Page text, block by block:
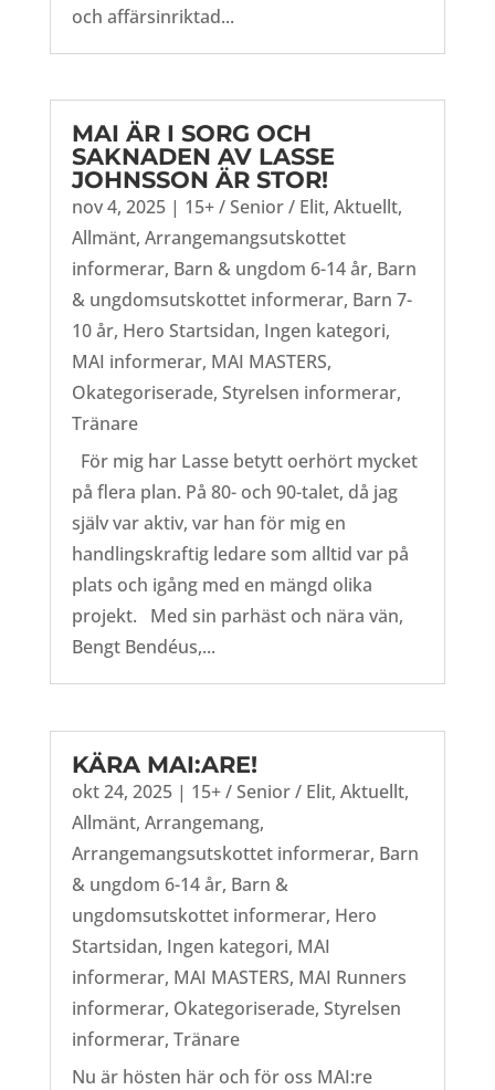
och affärsinriktad...
MAI ÄR I SORG OCH
SAKNADEN AV LASSE
JOHNSSON ÄR STOR!
nov 4, 2025| 15+ / Senior / Elit, Aktuellt,
Allmänt, Arrangemangsutskottet
informerar, Barn & ungdom 6-14 år, Barn
& ungdomsutskottet informerar, Barn 7-
10 år, Hero Startsidan, Ingen kategori,
MAI informerar, MAI MASTERS,
Okategoriserade, Styrelsen informerar,
Tränare
För mig har Lasse betytt oerhört mycket
på flera plan. På 80- och 90-talet, då jag
själv var aktiv, var han för mig en
handlingskraftig ledare som alltid var på
plats och igång med en mängd olika
projekt. Med sin parhäst och nära vän,
Bengt Bendéus,...
KÄRA MAI:ARE!
okt 24, 2025| 15+ / Senior / Elit, Aktuellt,
Allmänt, Arrangemang,
Arrangemangsutskottet informerar, Barn
& ungdom 6-14 år, Barn &
ungdomsutskottet informerar, Hero
Startsidan, Ingen kategori, MAI
informerar, MAI MASTERS, MAI Runners
informerar, Okategoriserade, Styrelsen
informerar, Tränare
Nu är hösten här och för oss MAI:re